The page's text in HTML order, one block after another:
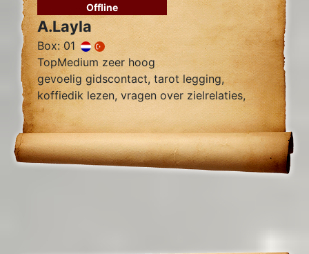
Offline
A.Layla
Box: 01
TopMedium zeer hoog
gevoelig gidscontact, tarot legging,
koffiedik lezen, vragen over zielrelaties,
werk, financiën wegnemen van blokkades,
relatie herstel